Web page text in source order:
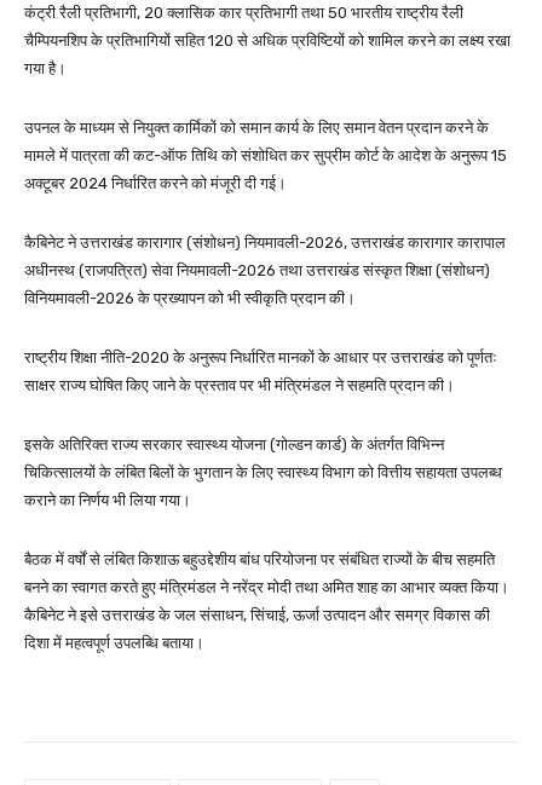
कंट्री रैली प्रतिभागी, 20 क्लासिक कार प्रतिभागी तथा 50 भारतीय राष्ट्रीय रैली
चैम्पियनशिप के प्रतिभागियों सहित 120 से अधिक प्रविष्टियों को शामिल करने का लक्ष्य रखा
गया है।
उपनल के माध्यम से नियुक्त कार्मिकों को समान कार्य के लिए समान वेतन प्रदान करने के
मामले में पात्रता की कट-ऑफ तिथि को संशोधित कर सुप्रीम कोर्ट के आदेश के अनुरूप 15
अक्टूबर 2024 निर्धारित करने को मंजूरी दी गई।
कैबिनेट ने उत्तराखंड कारागार (संशोधन) नियमावली-2026, उत्तराखंड कारागार कारापाल
अधीनस्थ (राजपत्रित) सेवा नियमावली-2026 तथा उत्तराखंड संस्कृत शिक्षा (संशोधन)
विनियमावली-2026 के प्रख्यापन को भी स्वीकृति प्रदान की।
राष्ट्रीय शिक्षा नीति-2020 के अनुरूप निर्धारित मानकों के आधार पर उत्तराखंड को पूर्णतः
साक्षर राज्य घोषित किए जाने के प्रस्ताव पर भी मंत्रिमंडल ने सहमति प्रदान की।
इसके अतिरिक्त राज्य सरकार स्वास्थ्य योजना (गोल्डन कार्ड) के अंतर्गत विभिन्न
चिकित्सालयों के लंबित बिलों के भुगतान के लिए स्वास्थ्य विभाग को वित्तीय सहायता उपलब्ध
कराने का निर्णय भी लिया गया।
बैठक में वर्षों से लंबित किशाऊ बहुउद्देशीय बांध परियोजना पर संबंधित राज्यों के बीच सहमति
बनने का स्वागत करते हुए मंत्रिमंडल ने नरेंद्र मोदी तथा‌ अमित शाह का आभार व्यक्त किया।
कैबिनेट ने इसे उत्तराखंड के जल संसाधन, सिंचाई, ऊर्जा उत्पादन और समग्र विकास की
दिशा में महत्वपूर्ण उपलब्धि बताया।